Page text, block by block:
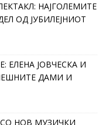
НАЈГОЛЕМИТЕ
ОД ЈУБИЛЕЈНИОТ
ЕЛЕНА ЈОВЧЕСКА И
ДАМИ И
НОВ МУЗИЧКИ